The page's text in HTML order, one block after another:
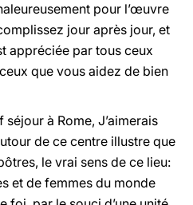
pour l’œuvre
jour après jour, et
appréciée par tous ceux
que vous aidez de bien
à Rome, J’aimerais
de ce centre illustre que
le vrai sens de ce lieu:
et de femmes du monde